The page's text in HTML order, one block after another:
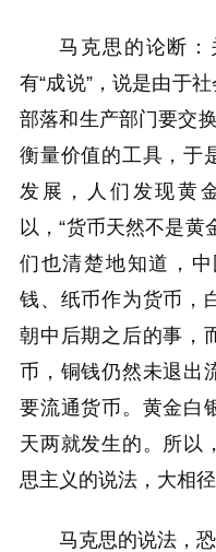
马克思的论断：
有“成说”，说是由于
部落和生产部门要交
衡量价值的工具，于
发展，人们发现黄
以，“货币天然不是黄
们也清楚地知道，
钱、纸币作为货币，
朝中后期之后的事，
币，铜钱仍然未退出
要流通货币。黄金白
天两就发生的。所以
思主义的说法，大相径
马克思的说法，恐